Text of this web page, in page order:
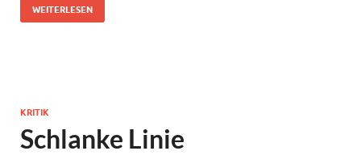
WEITERLESEN
KRITIK
Schlanke Linie